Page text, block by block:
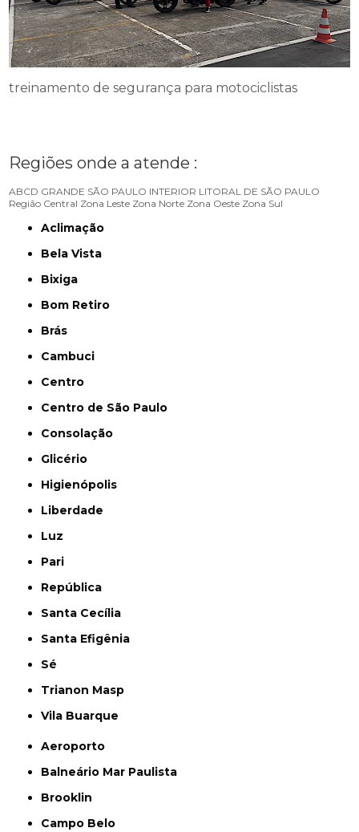
treinamento de segurança para motociclistas
Regiões onde a atende :
ABCD GRANDE SÃO PAULO INTERIOR LITORAL DE SÃO PAULO
Região Central Zona Leste Zona Norte Zona Oeste Zona Sul
Aclimação
Bela Vista
Bixiga
Bom Retiro
Brás
Cambuci
Centro
Centro de São Paulo
Consolação
Glicério
Higienópolis
Liberdade
Luz
Pari
República
Santa Cecília
Santa Efigênia
Sé
Trianon Masp
Vila Buarque
Aeroporto
Balneário Mar Paulista
Brooklin
Campo Belo